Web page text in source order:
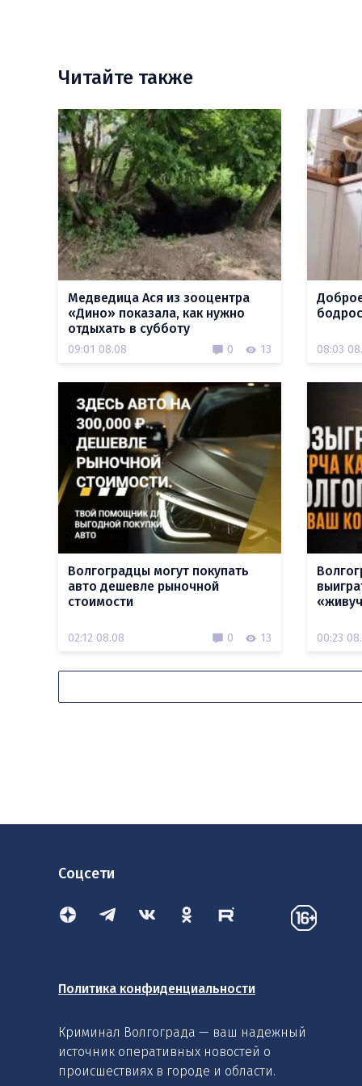
Читайте также
Медведица Ася из зооцентра
«Дино» показала, как нужно
отдыхать в субботу
09:01 08.08 0 13 08:03
Волгоградцы могут покупать
авто дешевле рыночной
стоимости
02:12 08.08 0 13 00:23
Соцсети
Политика конфиденциальности
Криминал Волгограда — ваш надежный
источник оперативных новостей о
происшествиях в городе и области.